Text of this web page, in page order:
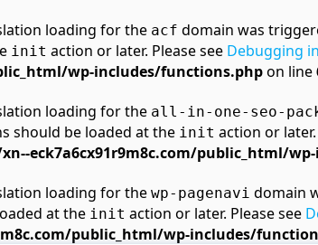
loading for the acf domain was
init action or later. Please see Debugging
wp-includes/functions.phpon line
loading for the all-in-one-seo-
should be loaded at the init action or
eck7a6cx91r9m8c.com/public_html/
loading for the wp-pagenavi domain
at the init action or later. Please see
public_html/wp-includes/